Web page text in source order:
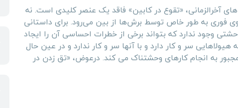
آخرالزمانی، «تقوع در کابین» فاقد یک عنصر کلیدی است. نه
فوری به طور خاص توسط برش‌ها از بین می‌رود. برای داستانی
وجود ندارد که بتواند برخی از خطرات احساسی آن را ایجاد
سر و کار دارد و با آنها سر و کار ندارد و در عین حال
به انجام کارهای وحشتناک می کند. درعوض، «تق زدن در